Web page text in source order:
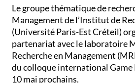
Le groupe thématique de
Management de l’Institut de
(Université Paris-Est Créteil)
partenariat avec le laboratoire
Recherche en Management
du colloque international Game
10 mai prochains.